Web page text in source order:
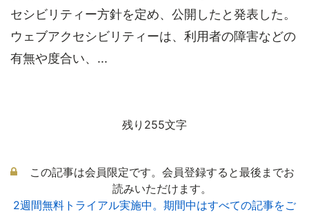
セシビリティー方針を定め、公開したと発表した。
ウェブアクセシビリティーは、利用者の障害などの
有無や度合い、...
残り255文字
この記事は会員限定です。会員登録すると最後までお
読みいただけます。
2週間無料トライアル実施中。期間中はすべての記事をご